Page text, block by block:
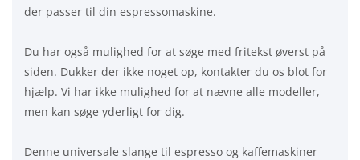
der passer til din espressomaskine.
Du har også mulighed for at søge med fritekst øverst på
siden. Dukker der ikke noget op, kontakter du os blot for
hjælp. Vi har ikke mulighed for at nævne alle modeller,
men kan søge yderligt for dig.
Denne universale slange til espresso og kaffemaskiner